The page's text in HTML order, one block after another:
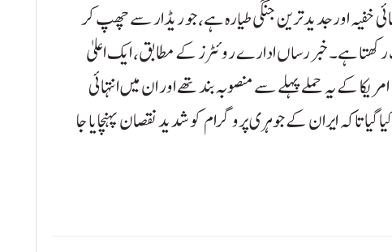
انتہائی خفیہ اور جدید ترین جنگی طیارہ ہے، جو ریڈار سے چھپ کر
رکھتا ہے۔ خبر رساں ادارے روئٹرز کے مطابق، ایک اعلیٰ
کے یہ حملے پہلے سے منصوبہ بند تھے اور ان میں انتہائی
گیا تاکہ ایران کے جوہری پروگرام کو شدید نقصان پہنچایا جا